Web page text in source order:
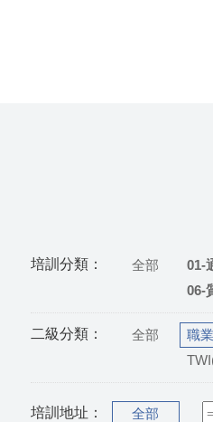
培訓分類： 全部 01-
06-
二級分類： 全部 職
培訓地址： 全部